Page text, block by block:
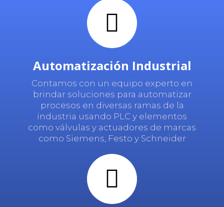
Automatización Industrial
Contamos con un equipo experto en
brindar soluciones para automatizar
procesos en diversas ramas de la
industria usando PLC y elementos
como válvulas y actuadores de marcas
como Siemens, Festo y Schneider